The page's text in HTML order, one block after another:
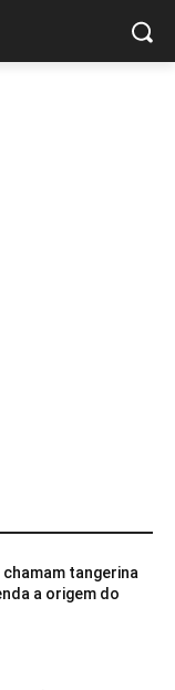
tangerina
a origem do